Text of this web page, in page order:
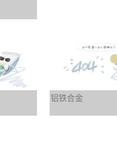
铝铁合金